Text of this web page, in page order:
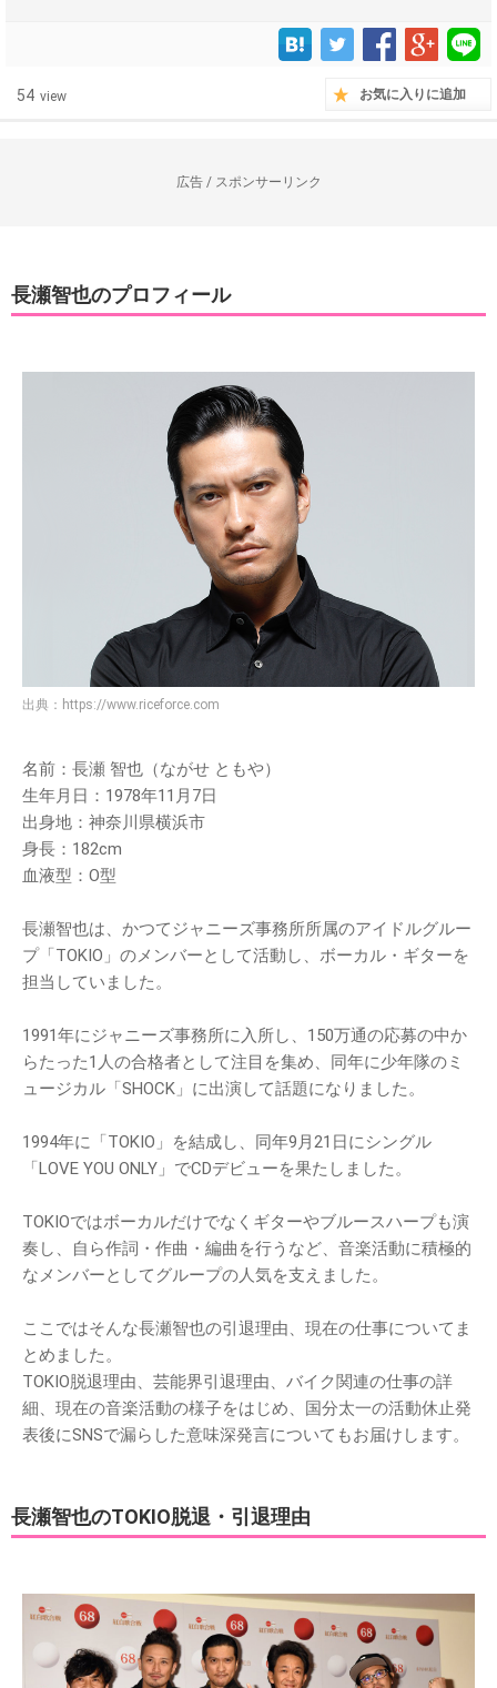
54 view お気に入りに追加
広告 / スポンサーリンク
長瀬智也のプロフィール
出典： https://www.riceforce.com
名前：長瀬 智也（ながせ ともや）
生年月日：1978年11月7日
出身地：神奈川県横浜市
身長：182cm
血液型：O型
長瀬智也は、かつてジャニーズ事務所所属のアイドルグルー
プ「TOKIO」のメンバーとして活動し、ボーカル・ギターを
担当していました。
1991年にジャニーズ事務所に入所し、150万通の応募の中か
らたった1人の合格者として注目を集め、同年に少年隊のミ
ュージカル「SHOCK」に出演して話題になりました。
1994年に「TOKIO」を結成し、同年9月21日にシングル
「LOVE YOU ONLY」でCDデビューを果たしました。
TOKIOではボーカルだけでなくギターやブルースハープも演
奏し、自ら作詞・作曲・編曲を行うなど、音楽活動に積極的
なメンバーとしてグループの人気を支えました。
ここではそんな長瀬智也の引退理由、現在の仕事についてま
とめました。
TOKIO脱退理由、芸能界引退理由、バイク関連の仕事の詳
細、現在の音楽活動の様子をはじめ、国分太一の活動休止発
表後にSNSで漏らした意味深発言についてもお届けします。
長瀬智也のTOKIO脱退・引退理由